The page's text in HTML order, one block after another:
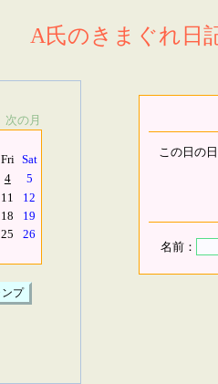
A氏のきまぐれ日
次の月
Fri Sat
4
5
11
12
18
19
25
26
この日の
名前：